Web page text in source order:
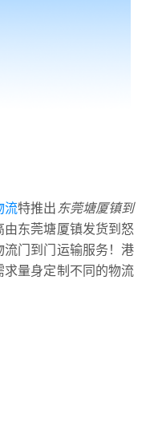
流特推出 东莞塘厦镇到
东莞塘厦镇发货到怒
流门到门运输服务！港
量身定制不同的物流